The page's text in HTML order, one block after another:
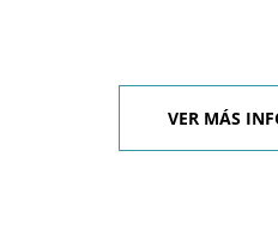
VER MÁS